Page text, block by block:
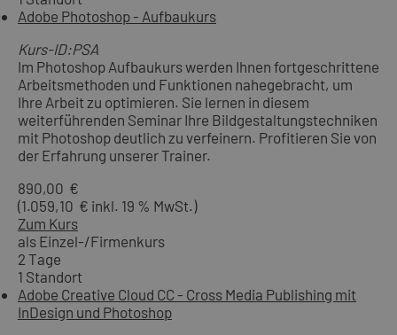
Adobe Photoshop - Aufbaukurs
Kurs-ID:PSA
Im Photoshop Aufbaukurs werden Ihnen fortgeschrittene
Arbeitsmethoden und Funktionen nahegebracht, um
Ihre Arbeit zu optimieren. Sie lernen in diesem
weiterführenden Seminar Ihre Bildgestaltungstechniken
mit Photoshop deutlich zu verfeinern. Profitieren Sie von
der Erfahrung unserer Trainer.
890,00 €
(1.059,10 € inkl. 19 % MwSt.)
Zum Kurs
als Einzel-/Firmenkurs
2 Tage
1 Standort
Adobe Creative Cloud CC - Cross Media Publishing mit
InDesign und Photoshop